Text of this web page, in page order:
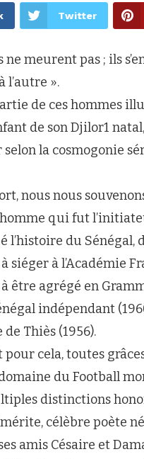
Twitter
ne meurent pas ; ils
l’autre ».
de ces hommes
de son Djilor1
la cosmogonie
nous nous
qui fut
l’histoire du Sénégal,
à l’Académie
être agrégé en
indépendant
Thiès (1956).
pour cela, toutes
du Football
distinctions
célèbre poète
amis Césaire et